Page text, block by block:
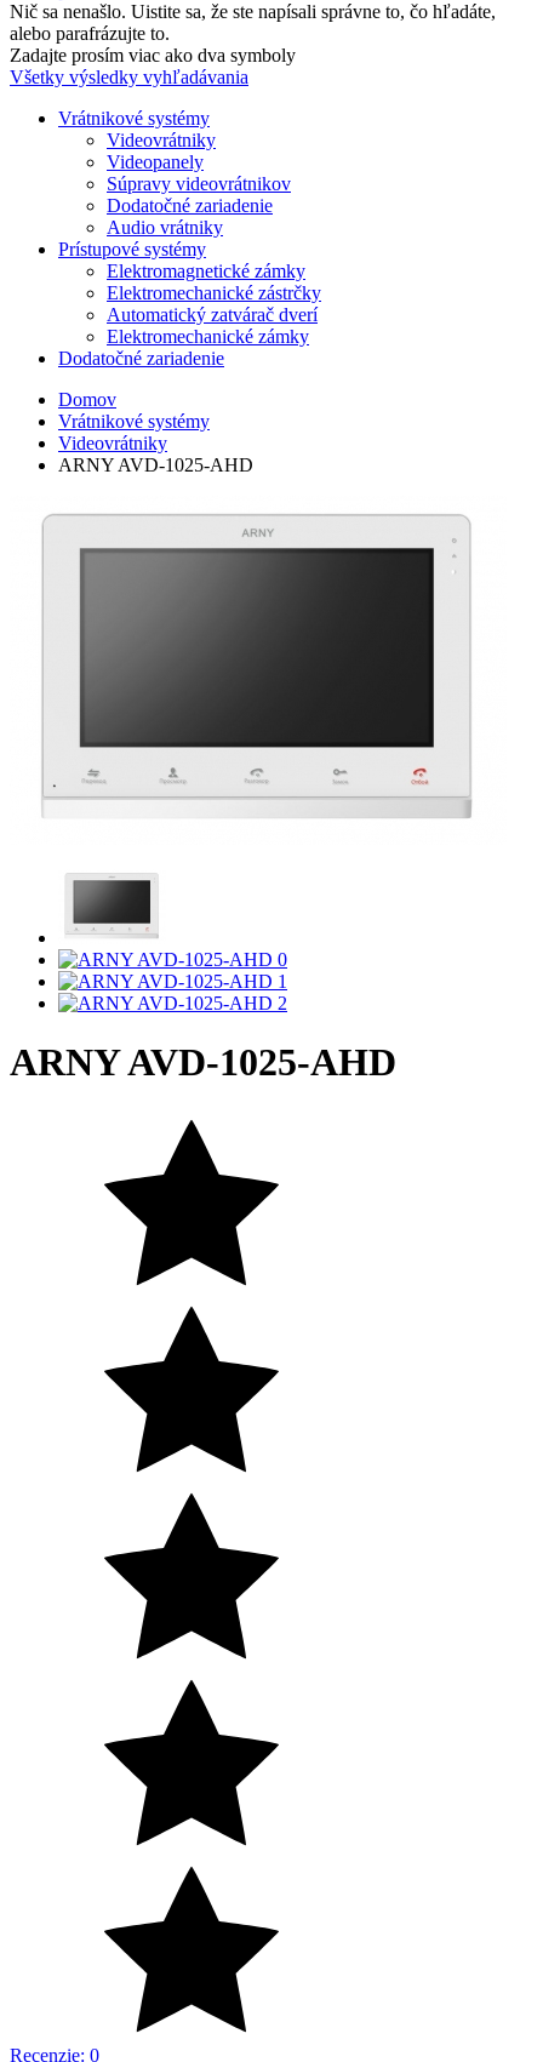
Nič sa nenašlo. Uistite sa, že ste napísali správne to, čo hľadáte,
alebo parafrázujte to.
Zadajte prosím viac ako dva symboly
Všetky výsledky vyhľadávania
Vrátnikové systémy
Videovrátniky
Videopanely
Súpravy videovrátnikov
Dodatočné zariadenie
Audio vrátniky
Prístupové systémy
Elektromagnetické zámky
Elektromechanické zástrčky
Automatický zatvárač dverí
Elektromechanické zámky
Dodatočné zariadenie
Domov
Vrátnikové systémy
Videovrátniky
ARNY AVD-1025-AHD
ARNY AVD-1025-AHD
Recenzie: 0